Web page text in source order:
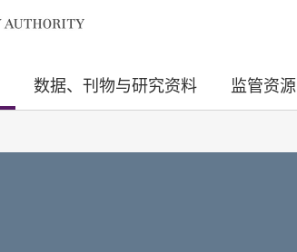
数据、刊物与研究资料 监管资源